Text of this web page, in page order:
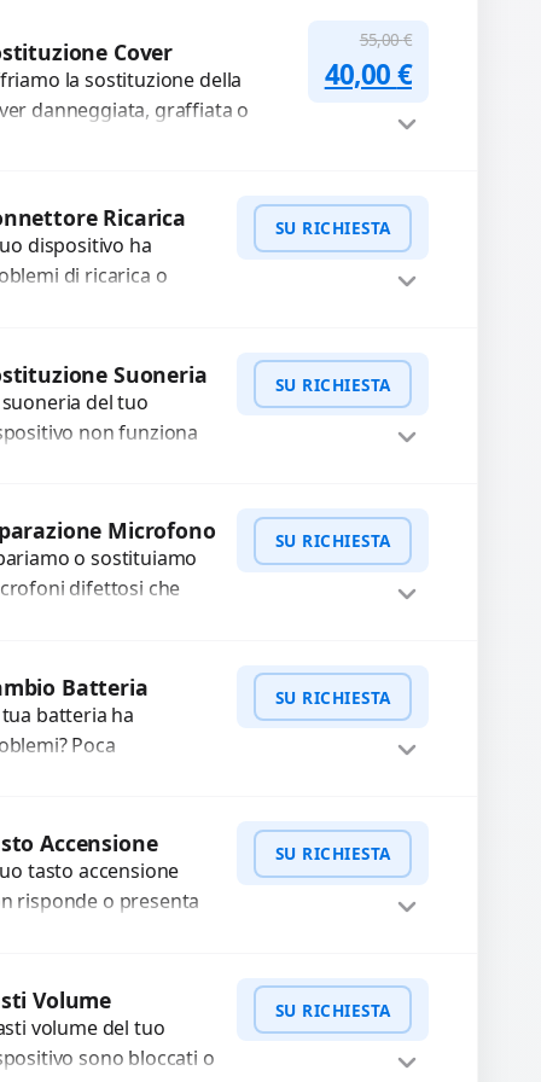
Cover
la sostituzione della
danneggiata, graffiata o
55,00€
Il prezzo
40,00€Il prezzo
Ricarica
dispositivo ha
di ricarica o
di ricarica
rotti, allentati,
SU RICHIESTA
WhatsApp
Suoneria
suoneria del tuo
non funziona
con interventi
e componenti...
SU RICHIESTA
WhatsApp
Microfono
o sostituiamo
difettosi che
chiamate. Diagnosi
e ricambi di...
SU RICHIESTA
WhatsApp
Batteria
tua batteria ha
Poca
esauriti?
la...
SU RICHIESTA
WhatsApp
Accensione
tasto accensione
risponde o presenta
o sostituzione
componenti
SU RICHIESTA
WhatsApp
Volume
volume del tuo
sono bloccati o
SU RICHIESTA